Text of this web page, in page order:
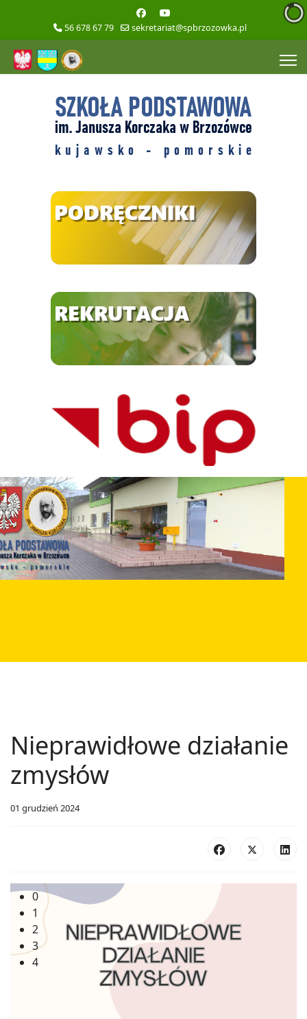
56 678 67 79 sekretariat@spbrzozowka.pl
0
1
2
3
4
Nieprawidłowe działanie
zmysłów
01 grudzień 2024